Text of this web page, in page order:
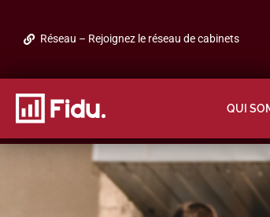
Réseau – Rejoignez le réseau de cabinets
QUI